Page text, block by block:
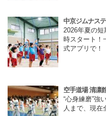
中京ジムナス
2026年夏の
時スタート！
式アプリで！
空手道場 清凛
“心身練磨”強
人まで、現在